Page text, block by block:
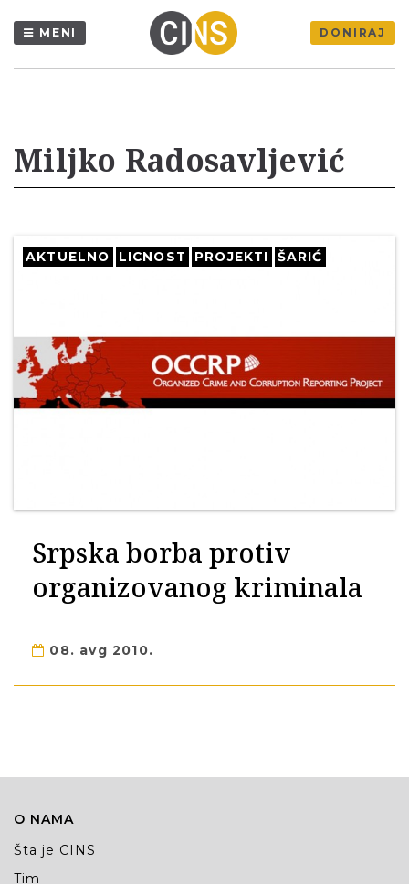
MENI DONIRAJ
Miljko Radosavljević
AKTUELNO LICNOST PROJEKTI ŠARIĆ
Srpska borba protiv
organizovanog kriminala
08. avg 2010.
O NAMA
Šta je CINS
Tim